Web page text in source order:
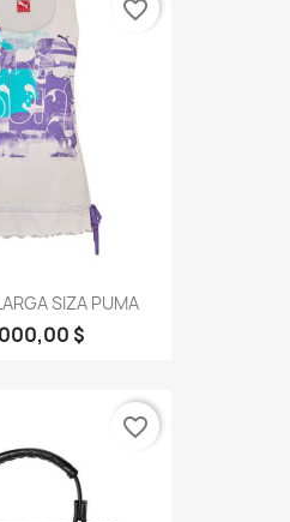
SIZA PUMA
$
favorite_border
favorite_border